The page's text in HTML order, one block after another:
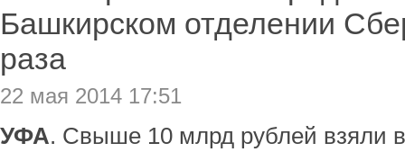
Башкирском отделении
раза
22 мая 2014 17:51
УФА. Свыше 10 млрд рублей взяли